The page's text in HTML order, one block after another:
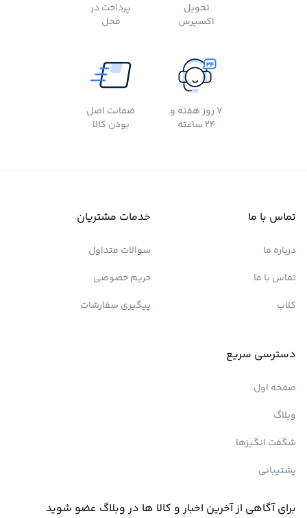
تحویل
اکسپرس
پرداخت در
محل
7 روز هفته و
24 ساعته
ضمانت اصل
بودن کالا
تماس با ما
درباره ما
تماس با ما
کلاب
خدمات مشتریان
سوالات متداول
حریم خصوصی
پیگیری سفارشات
دسترسی سریع
صفحه اول
وبلاگ
شگفت انگیزها
پشتیبانی
برای آگاهی از آخرین اخبار و کالا ها در وبلاگ عضو شوید